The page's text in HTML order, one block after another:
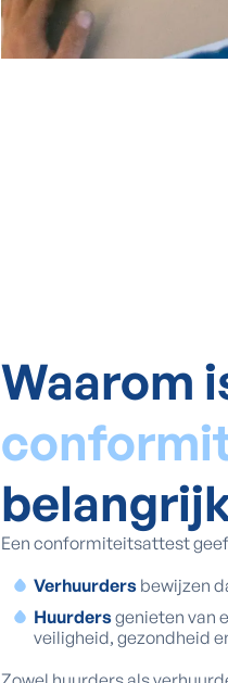
Waarom
Een conformiteitsattest
Verhuurders bewijzen
Huurdersgenieten van
veiligheid, gezondheid